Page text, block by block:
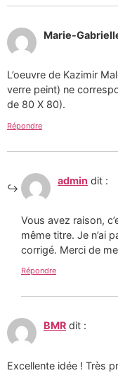
Marie-
L’oeuvre de Kazimir
verre peint) ne
de 80 X 80).
Répondre
admin dit :
Vous avez raison,
même titre. Je n’ai
corrigé. Merci de me
Répondre
BMR dit :
Excellente idée ! Très